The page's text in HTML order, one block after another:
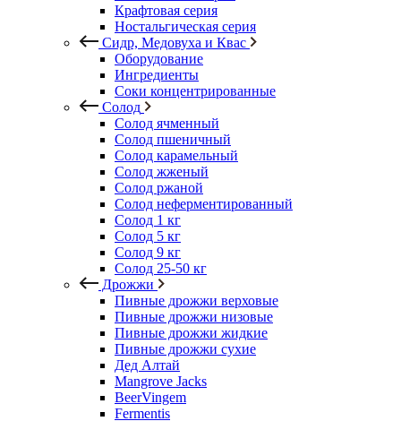
Крафтовая серия
Ностальгическая серия
Сидр, Медовуха и Квас
Оборудование
Ингредиенты
Соки концентрированные
Солод
Солод ячменный
Солод пшеничный
Солод карамельный
Солод жженый
Солод ржаной
Солод неферментированный
Солод 1 кг
Солод 5 кг
Солод 9 кг
Солод 25-50 кг
Дрожжи
Пивные дрожжи верховые
Пивные дрожжи низовые
Пивные дрожжи жидкие
Пивные дрожжи сухие
Дед Алтай
Mangrove Jacks
BeerVingem
Fermentis